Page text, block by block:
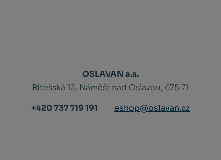
OSLAVAN a.s.
Bítešská 13, Náměšť nad Oslavou, 675 71
+420 737 719 191
eshop@oslavan.cz